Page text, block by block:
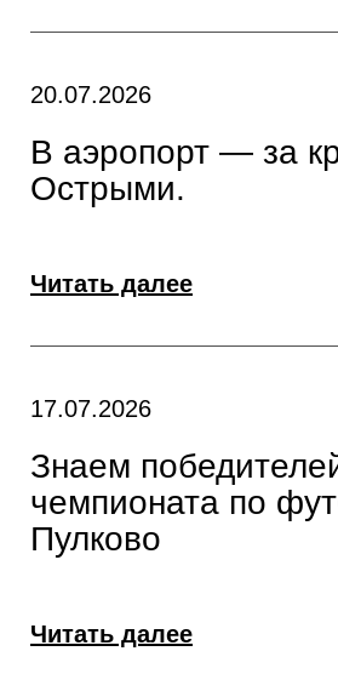
20.07.2026
В аэропорт — за
Острыми.
Читать далее
17.07.2026
Знаем
чемпионата по
Пулково
Читать далее